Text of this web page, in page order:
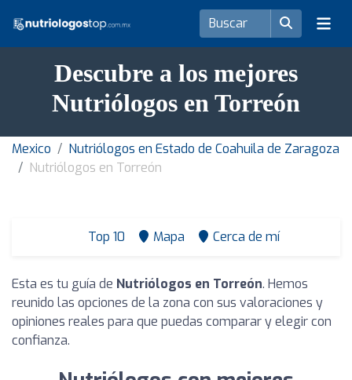
Descubre a los mejores
Nutriólogos en Torreón
Mexico
Nutriólogos en Estado de Coahuila de Zaragoza
Nutriólogos en Torreón
Top 10 Mapa Cerca de mí
Esta es tu guía de Nutriólogos en Torreón. Hemos
reunido las opciones de la zona con sus valoraciones y
opiniones reales para que puedas comparar y elegir con
confianza.